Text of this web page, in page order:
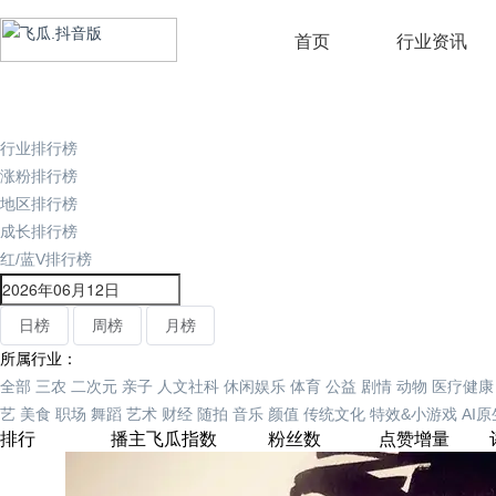
首页 行业资讯
行业排行榜
涨粉排行榜
地区排行榜
成长排行榜
红/蓝V排行榜
日榜 周榜
月榜
所属行业：
全部 三农 二次元 亲子 人文社科 休闲娱乐 体育 公益 剧情 动物 医疗健康
艺 美食 职场 舞蹈 艺术 财经 随拍 音乐 颜值 传统文化 特效&小游戏 AI原
排行 播主飞瓜指数 粉丝数 点赞增量